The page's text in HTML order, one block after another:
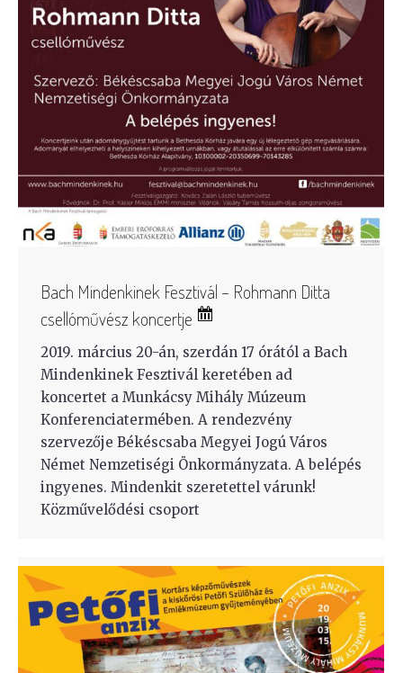
Bach Mindenkinek Fesztivál – Rohmann Ditta
csellóművész koncertje
2019. március 20-án, szerdán 17 órától a Bach
Mindenkinek Fesztivál keretében ad
koncertet a Munkácsy Mihály Múzeum
Konferenciatermében. A rendezvény
szervezője Békéscsaba Megyei Jogú Város
Német Nemzetiségi Önkormányzata. A belépés
ingyenes. Mindenkit szeretettel várunk!
Közművelődési csoport